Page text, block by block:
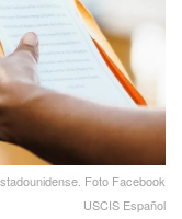
Foto Facebook
USCIS Español